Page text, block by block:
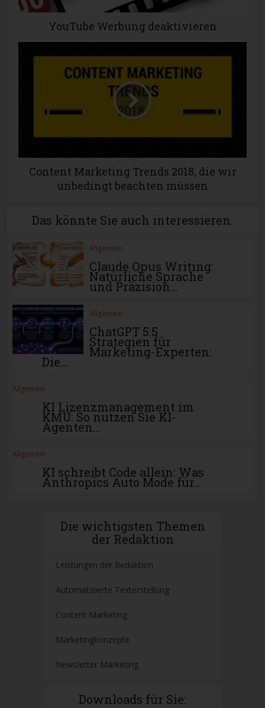
YouTube Werbung deaktivieren
Content Marketing Trends 2018, die wir
unbedingt beachten müssen
Das könnte Sie auch interessieren.
Allgemein
Claude Opus Writing:
Natürliche Sprache
und Präzision...
Allgemein
ChatGPT 5.5
Strategien für
Marketing-Experten:
Die...
Allgemein
KI Lizenzmanagement im
KMU: So nutzen Sie KI-
Agenten...
Allgemein
KI schreibt Code allein: Was
Anthropics Auto Mode für...
Die wichtigsten Themen
der Redaktion
Leistungen der Redaktion
Automatisierte Texterstellung
Content Marketing
Marketingkonzepte
Newsletter Marketing
Downloads für Sie: